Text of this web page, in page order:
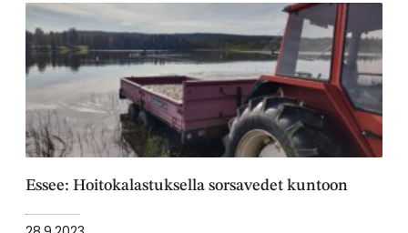
Essee: Hoitokalastuksella sorsavedet kuntoon